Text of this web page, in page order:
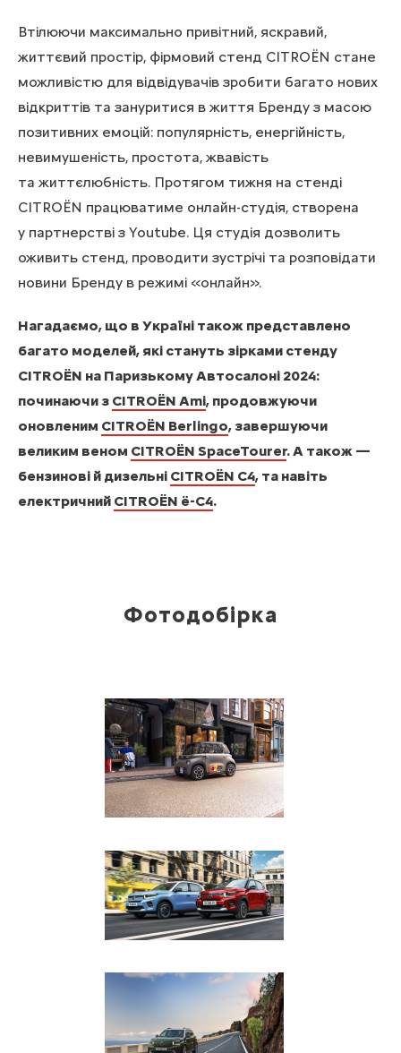
Втілюючи максимально привітний, яскравий,
життєвий простір, фірмовий стенд CITROЁN стане
можливістю для відвідувачів зробити багато нових
відкриттів та зануритися в життя Бренду з масою
позитивних емоцій: популярність, енергійність,
невимушеність, простота, жвавість
та життєлюбність. Протягом тижня на стенді
CITROЁN працюватиме онлайн-студія, створена
у партнерстві з Youtube. Ця студія дозволить
оживить стенд, проводити зустрічі та розповідати
новини Бренду в режимі «онлайн».
Нагадаємо, що в Україні також представлено
багато моделей, які стануть зірками стенду
CITROЁN на Паризькому Автосалоні 2024:
починаючи з CITROЁN Ami, продовжуючи
оновленим CITROЁN Berlingo, завершуючи
великим веном CITROЁN SpaceTourer. А також —
бензинові й дизельні CITROЁN С4, та навіть
електричний CITROЁN ё-С4.
Фотодобірка